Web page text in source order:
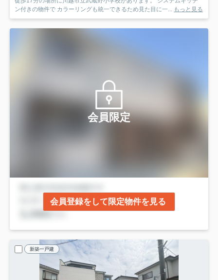
ン付きの物件で カラーリングも統一できるため見た目に一... もっと見る
会員限定
会員登録をして限定物件を見る
新築一戸建